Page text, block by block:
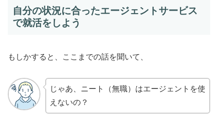
自分の状況に合ったエージェントサービス
で就活をしよう
もしかすると、ここまでの話を聞いて、
じゃあ、ニート（無職）はエージェントを使
えないの？